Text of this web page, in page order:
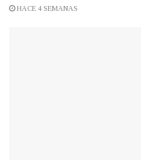
HACE 4 SEMANAS